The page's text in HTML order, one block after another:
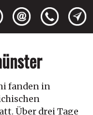
fanden in
Über drei Tage